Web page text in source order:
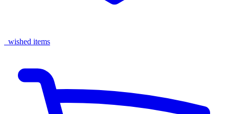
wished items